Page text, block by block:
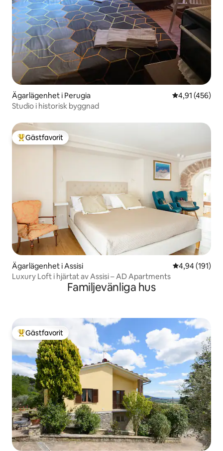
Ägarlägenhet i Perugia 4,91 av 5 i
4,91 (456)
Studio i historisk byggnad
Populär gästfavorit
Gästfavorit
Ägarlägenhet i Assisi 4,94 av 5 i
4,94 (191)
Luxury Loft i hjärtat av Assisi – AD Apartments
Familjevänliga hus
Populär gästfavorit
Gästfavorit